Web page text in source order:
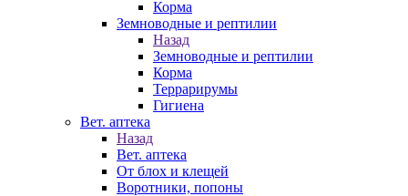
Корма
Земноводные и рептилии
Назад
Земноводные и рептилии
Корма
Террарирумы
Гигиена
Вет. аптека
Назад
Вет. аптека
От блох и клещей
Воротники, попоны